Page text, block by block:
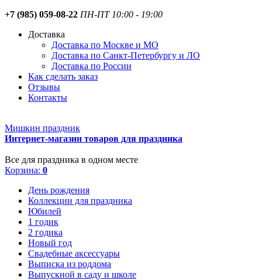
+7 (985) 059-08-22 ПН-ПТ 10:00 - 19:00
Доставка
Доставка по Москве и МО
Доставка по Санкт-Петербургу и ЛО
Доставка по России
Как сделать заказ
Отзывы
Контакты
Мишкин праздник
Интернет-магазин товаров для праздника
Все для праздника в одном месте
Корзина: 0
День рождения
Коллекции для праздника
Юбилей
1 годик
2 годика
Новый год
Свадебные аксессуары
Выписка из роддома
Выпускной в саду и школе